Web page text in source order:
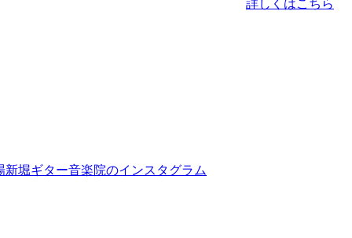
詳しくはこちら